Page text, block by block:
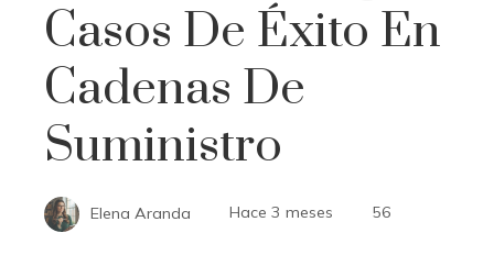
Casos De Éxito En
Cadenas De
Suministro
Elena Aranda Hace 3 meses 56